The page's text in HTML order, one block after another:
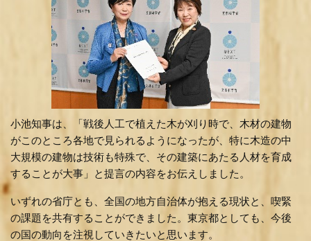
小池知事は、「戦後人工で植えた木が刈り時で、木材の建物
がこのところ各地で見られるようになったが、特に木造の中
大規模の建物は技術も特殊で、その建築にあたる人材を育成
することが大事」と提言の内容をお伝えしました。
いずれの省庁とも、全国の地方自治体が抱える現状と、喫緊
の課題を共有することができました。東京都としても、今後
の国の動向を注視していきたいと思います。